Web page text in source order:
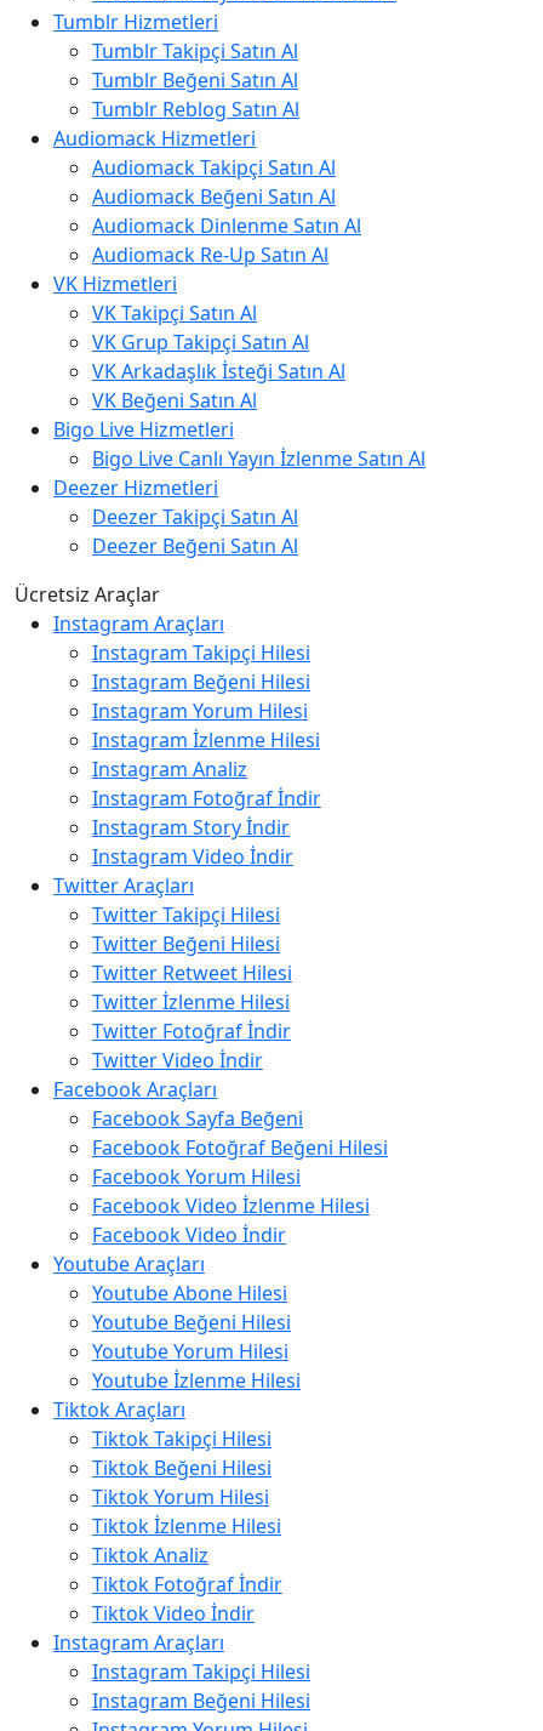
Tumblr Hizmetleri
Tumblr Takipçi Satın Al
Tumblr Beğeni Satın Al
Tumblr Reblog Satın Al
Audiomack Hizmetleri
Audiomack Takipçi Satın Al
Audiomack Beğeni Satın Al
Audiomack Dinlenme Satın Al
Audiomack Re-Up Satın Al
VK Hizmetleri
VK Takipçi Satın Al
VK Grup Takipçi Satın Al
VK Arkadaşlık İsteği Satın Al
VK Beğeni Satın Al
Bigo Live Hizmetleri
Bigo Live Canlı Yayın İzlenme Satın Al
Deezer Hizmetleri
Deezer Takipçi Satın Al
Deezer Beğeni Satın Al
Ücretsiz Araçlar
Instagram Araçları
Instagram Takipçi Hilesi
Instagram Beğeni Hilesi
Instagram Yorum Hilesi
Instagram İzlenme Hilesi
Instagram Analiz
Instagram Fotoğraf İndir
Instagram Story İndir
Instagram Video İndir
Twitter Araçları
Twitter Takipçi Hilesi
Twitter Beğeni Hilesi
Twitter Retweet Hilesi
Twitter İzlenme Hilesi
Twitter Fotoğraf İndir
Twitter Video İndir
Facebook Araçları
Facebook Sayfa Beğeni
Facebook Fotoğraf Beğeni Hilesi
Facebook Yorum Hilesi
Facebook Video İzlenme Hilesi
Facebook Video İndir
Youtube Araçları
Youtube Abone Hilesi
Youtube Beğeni Hilesi
Youtube Yorum Hilesi
Youtube İzlenme Hilesi
Tiktok Araçları
Tiktok Takipçi Hilesi
Tiktok Beğeni Hilesi
Tiktok Yorum Hilesi
Tiktok İzlenme Hilesi
Tiktok Analiz
Tiktok Fotoğraf İndir
Tiktok Video İndir
Instagram Araçları
Instagram Takipçi Hilesi
Instagram Beğeni Hilesi